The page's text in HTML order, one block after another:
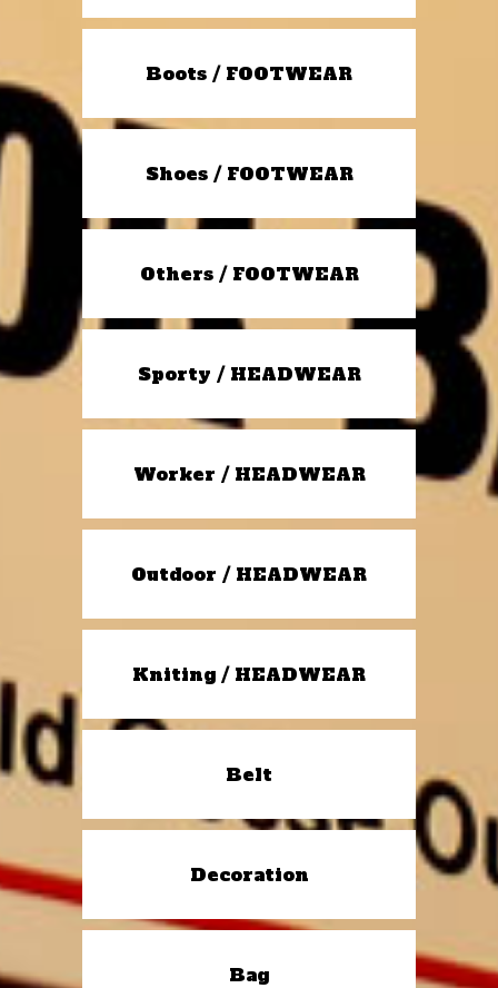
Boots / FOOTWEAR
Shoes / FOOTWEAR
Others / FOOTWEAR
Sporty / HEADWEAR
Worker / HEADWEAR
Outdoor / HEADWEAR
Kniting / HEADWEAR
Belt
Decoration
Bag